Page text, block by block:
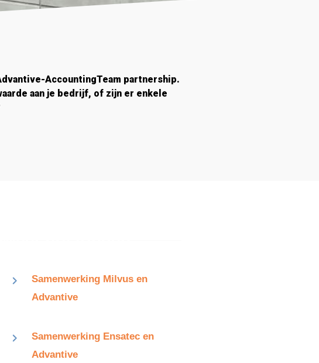
AccountingTeam partnership.
aan je bedrijf, of zijn er enkele
Samenwerking Milvus en
Advantive​
Samenwerking Ensatec en
Advantive